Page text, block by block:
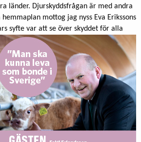
länder. Djurskyddsfrågan är med andra
mottog jag nyss Eva Erikssons
syfte var att se över skyddet för alla